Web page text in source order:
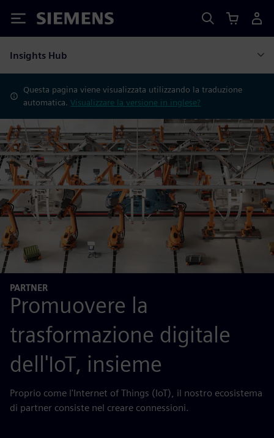
Siemens
Insights Hub
Questa pagina viene visualizzata utilizzando la traduzione
automatica.Visualizzare la versione in inglese?
PARTNER
Promuovere la
trasformazione digitale
dell'IoT, insieme
Proprio come l'Internet of Things (IoT), il nostro ecosistema
di partner consiste nel creare connessioni.